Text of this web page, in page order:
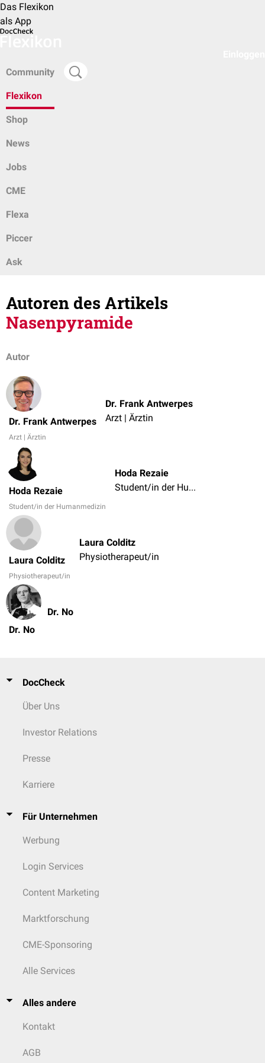
Das Flexikon
als App
Community
Flexikon
Shop
News
Jobs
CME
Flexa
Piccer
Ask
Autoren des Artikels
Nasenpyramide
Autor
Dr. Frank Antwerpes
Arzt | Ärztin
Dr. Frank Antwerpes
Arzt | Ärztin
Hoda Rezaie
Student/in der Humanmedizin
Hoda Rezaie
Student/in der Humanmedizin
Laura Colditz
Physiotherapeut/in
Laura Colditz
Physiotherapeut/in
Dr. No
Dr. No
DocCheck
Über Uns
Investor Relations
Presse
Karriere
Für Unternehmen
Werbung
Login Services
Content Marketing
Marktforschung
CME-Sponsoring
Alle Services
Alles andere
Kontakt
AGB